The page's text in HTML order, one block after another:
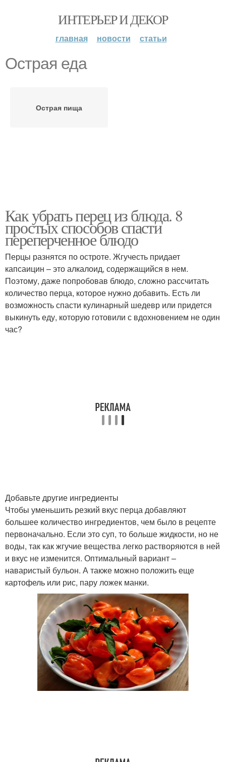
ИНТЕРЬЕР И ДЕКОР
главная новости статьи
Острая еда
Острая пища
Как убрать перец из блюда. 8
простых способов спасти
переперченное блюдо
Перцы разнятся по остроте. Жгучесть придает
капсаицин – это алкалоид, содержащийся в нем.
Поэтому, даже попробовав блюдо, сложно рассчитать
количество перца, которое нужно добавить. Есть ли
возможность спасти кулинарный шедевр или придется
выкинуть еду, которую готовили с вдохновением не один
час?
Добавьте другие ингредиенты
Чтобы уменьшить резкий вкус перца добавляют
большее количество ингредиентов, чем было в рецепте
первоначально. Если это суп, то больше жидкости, но не
воды, так как жгучие вещества легко растворяются в ней
и вкус не изменится. Оптимальный вариант –
наваристый бульон. А также можно положить еще
картофель или рис, пару ложек манки.